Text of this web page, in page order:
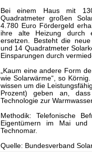
Bei einem Haus mit
Quadratmeter großen
4.780 Euro Fördergeld
ihre alte Heizung durch
ersetzen. Besteht die
und 14 Quadratmeter
Einsparungen durch
„Kaum eine andere Form
wie Solarwärme“, so
wissen um die
Prozent) geben an,
Technologie zur
Methodik: Telefonische
Eigentümern im Mai und
Technomar.
Quelle: Bundesverband